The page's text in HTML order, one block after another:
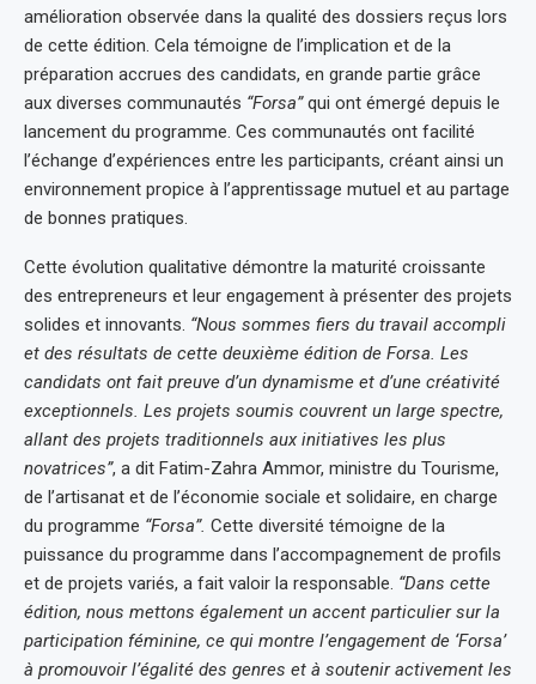
amélioration observée dans la qualité des dossiers reçus lors
de cette édition. Cela témoigne de l’implication et de la
préparation accrues des candidats, en grande partie grâce
aux diverses communautés “Forsa”qui ont émergé depuis le
lancement du programme. Ces communautés ont facilité
l’échange d’expériences entre les participants, créant ainsi un
environnement propice à l’apprentissage mutuel et au partage
de bonnes pratiques.
Cette évolution qualitative démontre la maturité croissante
des entrepreneurs et leur engagement à présenter des projets
solides et innovants. “Nous sommes fiers du travail accompli
et des résultats de cette deuxième édition de Forsa. Les
candidats ont fait preuve d’un dynamisme et d’une créativité
exceptionnels. Les projets soumis couvrent un large spectre,
allant des projets traditionnels aux initiatives les plus
novatrices”, a dit Fatim-Zahra Ammor, ministre du Tourisme,
de l’artisanat et de l’économie sociale et solidaire, en charge
du programme “Forsa”. Cette diversité témoigne de la
puissance du programme dans l’accompagnement de profils
et de projets variés, a fait valoir la responsable. “Dans cette
édition, nous mettons également un accent particulier sur la
participation féminine, ce qui montre l’engagement de ‘Forsa’
à promouvoir l’égalité des genres et à soutenir activement les